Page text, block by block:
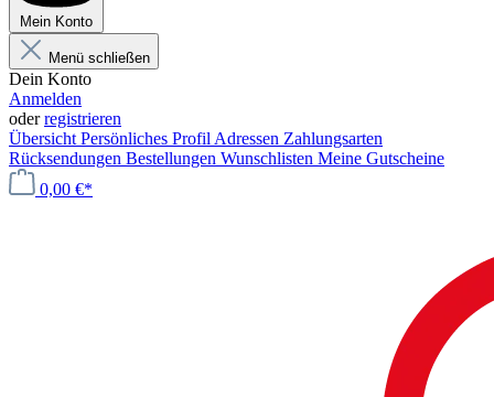
Mein Konto
Menü schließen
Dein Konto
Anmelden
oderregistrieren
Übersicht Persönliches Profil Adressen Zahlungsarten
Rücksendungen Bestellungen Wunschlisten Meine Gutscheine
0,00 €*